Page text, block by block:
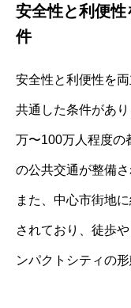
安全性と利便
件
安全性と利便性を
共通した条件があ
万〜100万人程度の
の公共交通が整備
また、中心市街地
されており、徒歩
ンパクトシティの